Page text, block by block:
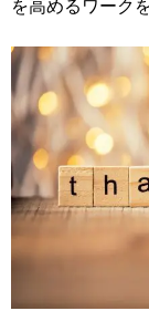
を高めるワーク